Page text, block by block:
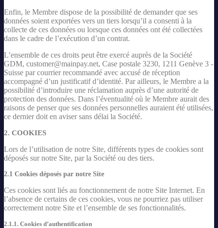
Enfin, le Membre dispose de la possibilité de demander que ses
données soient exportées vers un tiers lorsqu’il a consenti à la
collecte de ces données ou lorsque ces données ont été collectées
dans le cadre de l’exécution d’un contrat.
L’ensemble de ces droits peut être exercé auprès de la Société
GDM, customer@mainpay.net, Case postale 3230, 1211 Genève 3 -
Suisse par courrier recommandé avec accusé de réception
accompagné d’un justificatif d’identité. Par ailleurs, le Membre a la
possibilité d’introduire une réclamation auprès d’une autorité de
protection des données. Dans l’éventualité où le Membre aurait des
raisons de penser que ses données personnelles auraient été utilisées,
ce dernier doit en aviser sans délai la Société.
2. COOKIES
Lors de l’utilisation de notre Site, différents types de cookies sont
déposés sur notre Site, par la Société ou des tiers.
2.1 Cookies déposés par notre Site
Ces cookies sont liés au fonctionnement de notre Site Internet. En
l’absence de certains de ces cookies, vous ne pourriez pas utiliser
correctement notre Site et l’ensemble de ses fonctionnalités.
2.1.1. Cookies d’authentification